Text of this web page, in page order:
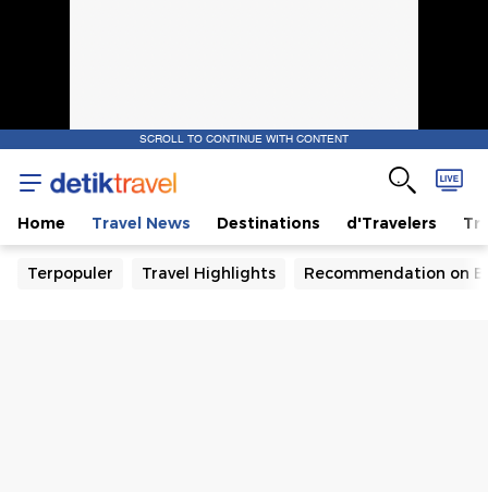
SCROLL TO CONTINUE WITH CONTENT
Home Travel News Destinations d'Travelers
Terpopuler Travel Highlights Recommendation on